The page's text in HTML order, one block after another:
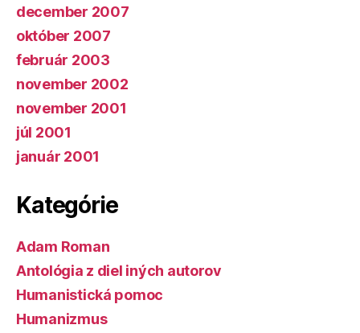
december 2007
október 2007
február 2003
november 2002
november 2001
júl 2001
január 2001
Kategórie
Adam Roman
Antológia z diel iných autorov
Humanistická pomoc
Humanizmus